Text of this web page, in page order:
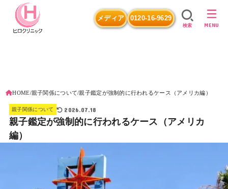
メディア 0120-16-9629
検索 MENU
HOME 親子関係について 親子鑑定が強制的に行われるケース（アメリカ編）
親子関係について 2026.07.18
親子鑑定が強制的に行われるケース（アメリカ
編）